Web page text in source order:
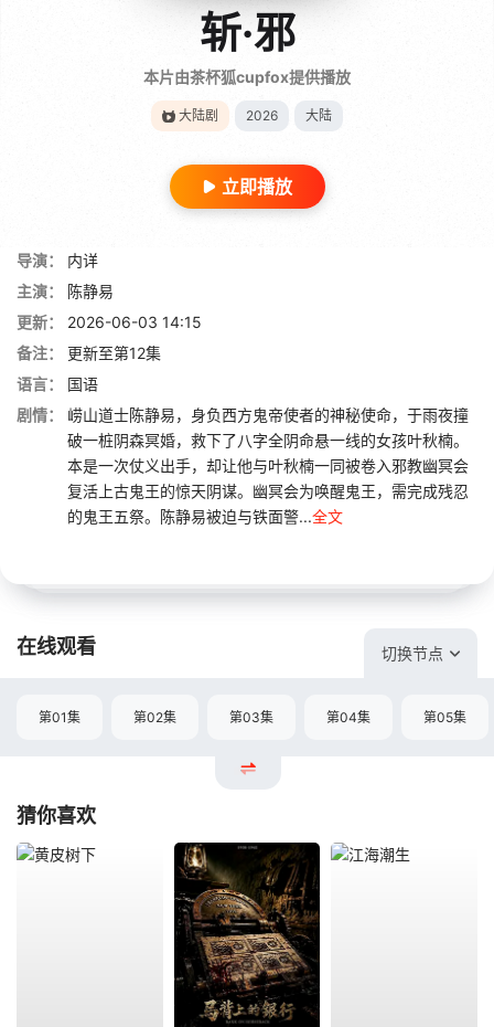
斩·邪
本片由茶杯狐cupfox提供播放
大陆剧 2026 大陆
立即播放
导演：
内详
主演：
陈静易
更新：
2026-06-03 14:15
备注：
更新至第12集
语言：
国语
剧情：
崂山道士陈静易，身负西方鬼帝使者的神秘使命，于雨夜撞
破一桩阴森冥婚，救下了八字全阴命悬一线的女孩叶秋楠。
本是一次仗义出手，却让他与叶秋楠一同被卷入邪教幽冥会
复活上古鬼王的惊天阴谋。幽冥会为唤醒鬼王，需完成残忍
的鬼王五祭。陈静易被迫与铁面警...全文
在线观看 切换节点
第01集 第02集 第03集 第04集 第05集
猜你喜欢